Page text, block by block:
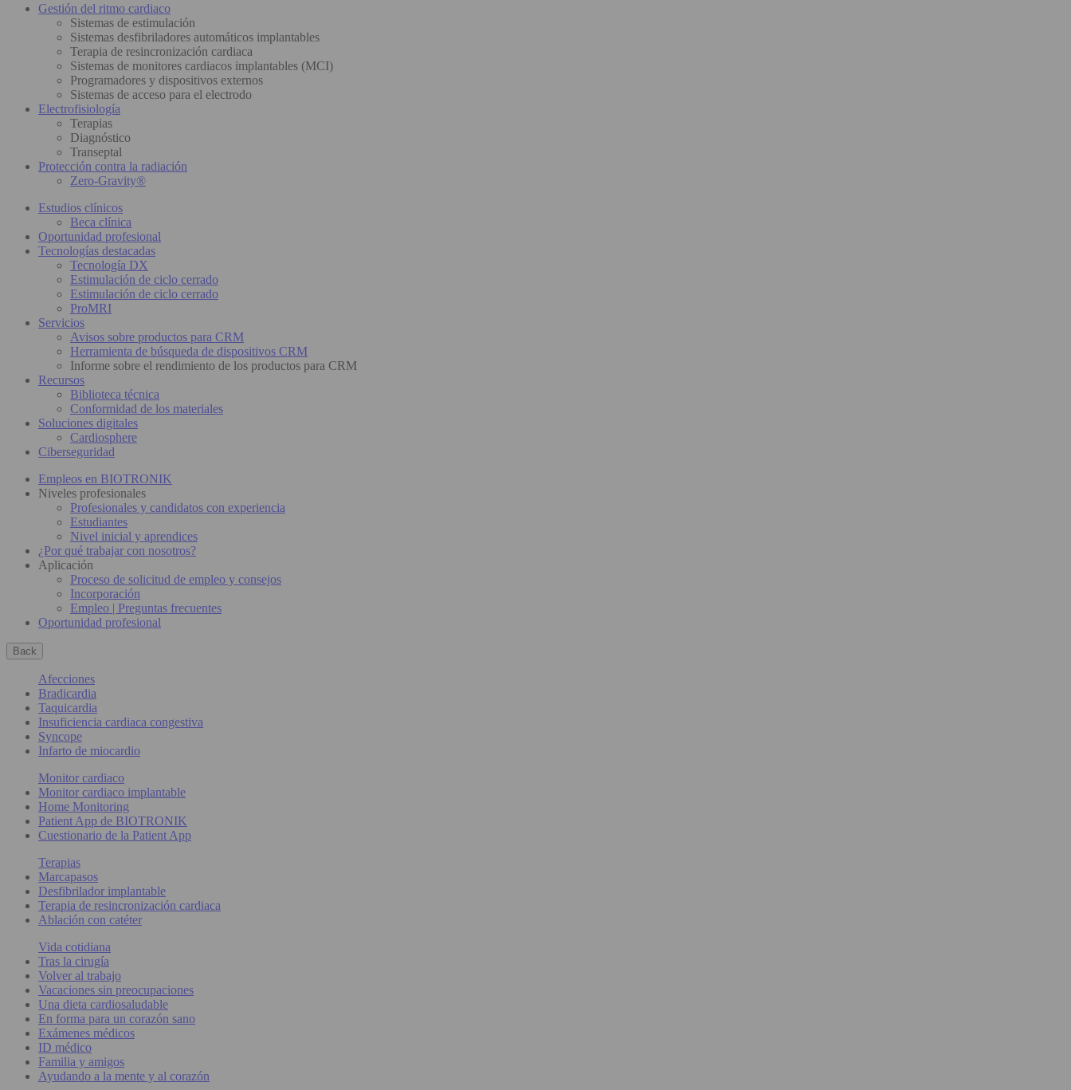
Gestión del ritmo cardiaco
Sistemas de estimulación
Sistemas desfibriladores automáticos implantables
Terapia de resincronización cardiaca
Sistemas de monitores cardiacos implantables (MCI)
Programadores y dispositivos externos
Sistemas de acceso para el electrodo
Electrofisiología
Terapias
Diagnóstico
Transeptal
Protección contra la radiación
Zero-Gravity®
Estudios clínicos
Beca clínica
Oportunidad profesional
Tecnologías destacadas
Tecnología DX
Estimulación de ciclo cerrado
Estimulación de ciclo cerrado
ProMRI
Servicios
Avisos sobre productos para CRM
Herramienta de búsqueda de dispositivos CRM
Informe sobre el rendimiento de los productos para CRM
Recursos
Biblioteca técnica
Conformidad de los materiales
Soluciones digitales
Cardiosphere
Ciberseguridad
Empleos en BIOTRONIK
Niveles profesionales
Profesionales y candidatos con experiencia
Estudiantes
Nivel inicial y aprendices
¿Por qué trabajar con nosotros?
Aplicación
Proceso de solicitud de empleo y consejos
Incorporación
Empleo | Preguntas frecuentes
Oportunidad profesional
Back
Afecciones
Bradicardia
Taquicardia
Insuficiencia cardiaca congestiva
Syncope
Infarto de miocardio
Monitor cardiaco
Monitor cardiaco implantable
Home Monitoring
Patient App de BIOTRONIK
Cuestionario de la Patient App
Terapias
Marcapasos
Desfibrilador implantable
Terapia de resincronización cardiaca
Ablación con catéter
Vida cotidiana
Tras la cirugía
Volver al trabajo
Vacaciones sin preocupaciones
Una dieta cardiosaludable
En forma para un corazón sano
Exámenes médicos
ID médico
Familia y amigos
Ayudando a la mente y al corazón